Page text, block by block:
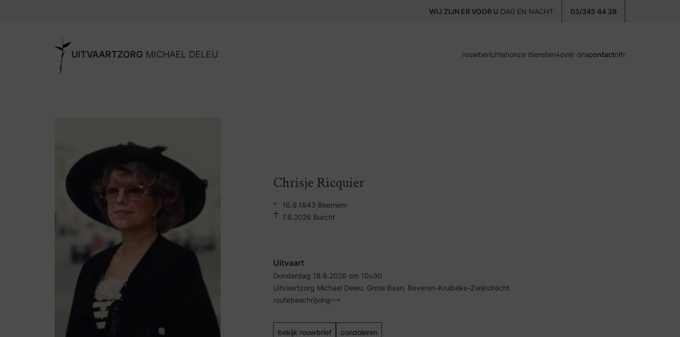
WIJ ZIJN ER VOOR U DAG EN NACHT 03/345 44 38
UITVAARTZORG MICHAEL DELEU rouwberichtenonze diensten over onscontactnlfr
Chrisje Ricquier
°
16.6.1943 Beernem
7.6.2026 Burcht
Uitvaart
Donderdag 18.6.2026 om 10u30
Uitvaartzorg Michael Deleu, Grote Baan, Beveren-Kruibeke-Zwijndrecht
routebeschrijving
bekijk rouwbrief condoleren